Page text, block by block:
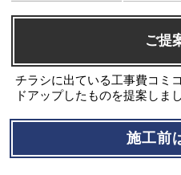
ご提
チラシに出ている工事費コミ
ドアップしたものを提案しまし
施工前